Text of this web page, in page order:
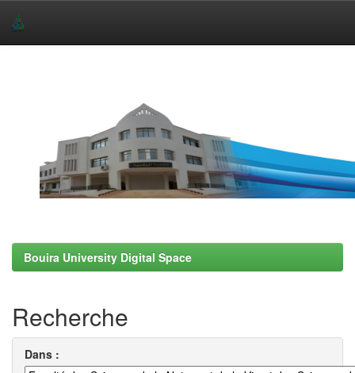
Bouira University Digital Space
Recherche
Dans :